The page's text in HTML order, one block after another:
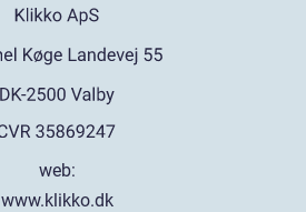
web:
www.klikko.dk